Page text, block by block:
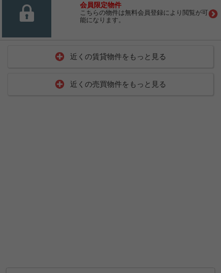
会員限定物件
こちらの物件は無料会員登録により閲覧が可
能になります。
近くの賃貸物件をもっと見る
近くの売買物件をもっと見る